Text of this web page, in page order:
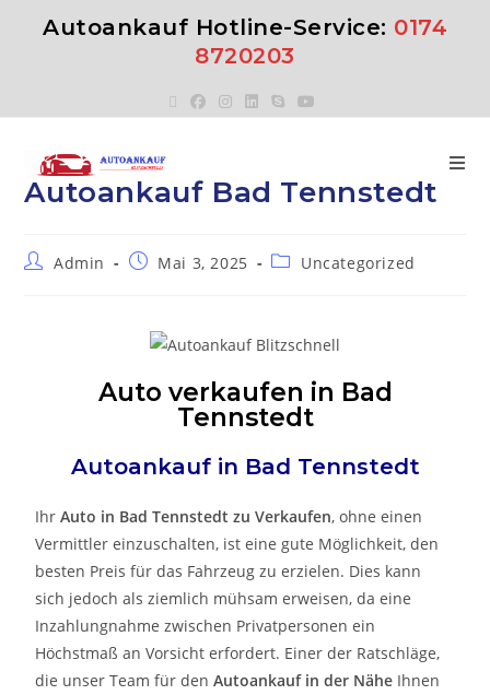
Autoankauf Hotline-Service: 0174
8720203
Autoankauf Bad Tennstedt
Admin Mai 3, 2025 Uncategorized
Auto verkaufen in Bad
Tennstedt
Autoankauf in Bad Tennstedt
IhrAuto in Bad TennstedtzuVerkaufen, ohne einen
Vermittler einzuschalten, ist eine gute Möglichkeit, den
besten Preis für das Fahrzeug zu erzielen. Dies kann
sich jedoch als ziemlich mühsam erweisen, da eine
Inzahlungnahme zwischen Privatpersonen ein
Höchstmaß an Vorsicht erfordert. Einer der Ratschläge,
die unser Team für denAutoankauf in der Nähe Ihnen